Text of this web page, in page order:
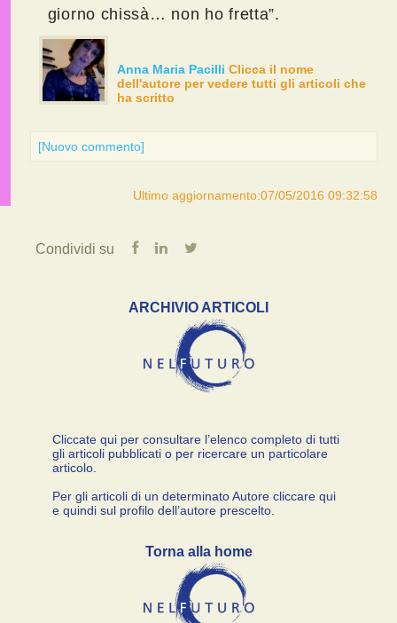
giorno chissà… non ho fretta”.
Anna Maria Pacilli Clicca il nome
dell'autore per vedere tutti gli articoli che
ha scritto
[Nuovo commento]
Ultimo aggiornamento:07/05/2016 09:32:58
Condividi su
ARCHIVIO ARTICOLI
Cliccate qui per consultare l’elenco completo di tutti
gli articoli pubblicati o per ricercare un particolare
articolo.
Per gli articoli di un determinato Autore cliccare qui
e quindi sul profilo dell’autore prescelto.
Torna alla home